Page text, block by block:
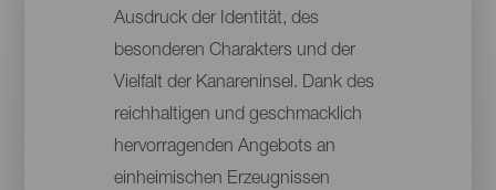
Ausdruck der Identität, des
besonderen Charakters und der
Vielfalt der Kanareninsel. Dank des
reichhaltigen und geschmacklich
hervorragenden Angebots an
einheimischen Erzeugnissen